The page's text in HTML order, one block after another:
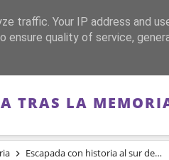
DE ESPAÑA MEMORIA
TRAS LA
Escapada con historia al sur de Francia tras la memoria del exilio republicano
traffic. Your IP address and
ensure quality of service,